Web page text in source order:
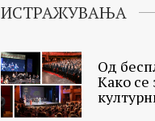
ИСТРАЖУВАЊА
Од
Како се